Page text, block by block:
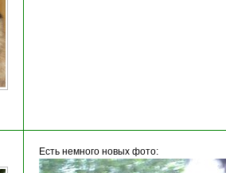
Есть немного новых фото: